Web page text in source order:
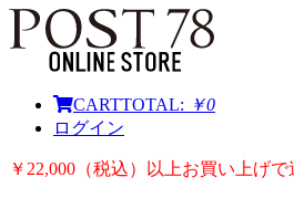
CARTTOTAL: ￥0
ログイン
￥22,000（税込）以上お買い上げ